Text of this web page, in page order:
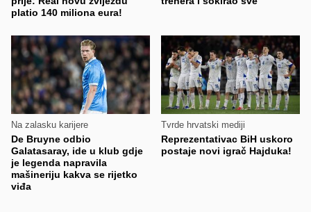
platio 140 miliona eura!
Na zalasku karijere
De Bruyne odbio
Galatasaray, ide u klub gdje
je legenda napravila
mašineriju kakva se rijetko
viđa
Tvrde hrvatski mediji
Reprezentativac BiH uskoro
postaje novi igrač Hajduka!